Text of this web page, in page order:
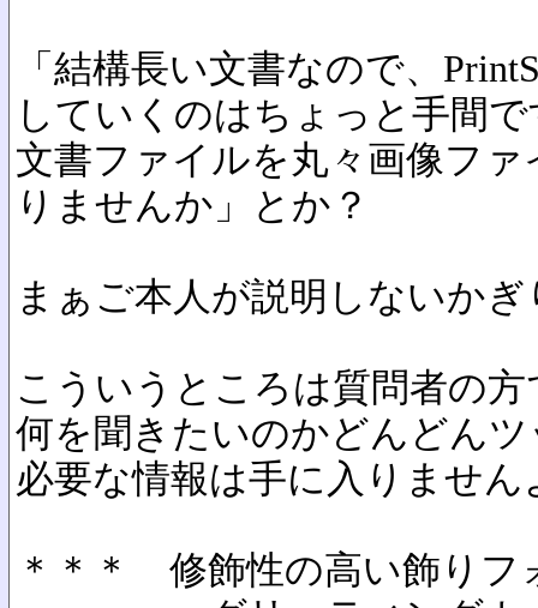
「結構長い文書なので、
していくのはちょっと手間で
文書ファイルを丸々画像フ
りませんか」とか？
まぁご本人が説明しないか
こういうところは質問者の方
何を聞きたいのかどんどん
必要な情報は手に入りません
＊＊＊ 修飾性の高い飾りフ